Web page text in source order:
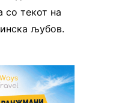
со текот на
љубов.